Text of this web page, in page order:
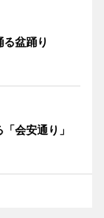
盆踊り
会安通り」